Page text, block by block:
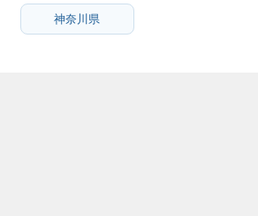
神奈川県